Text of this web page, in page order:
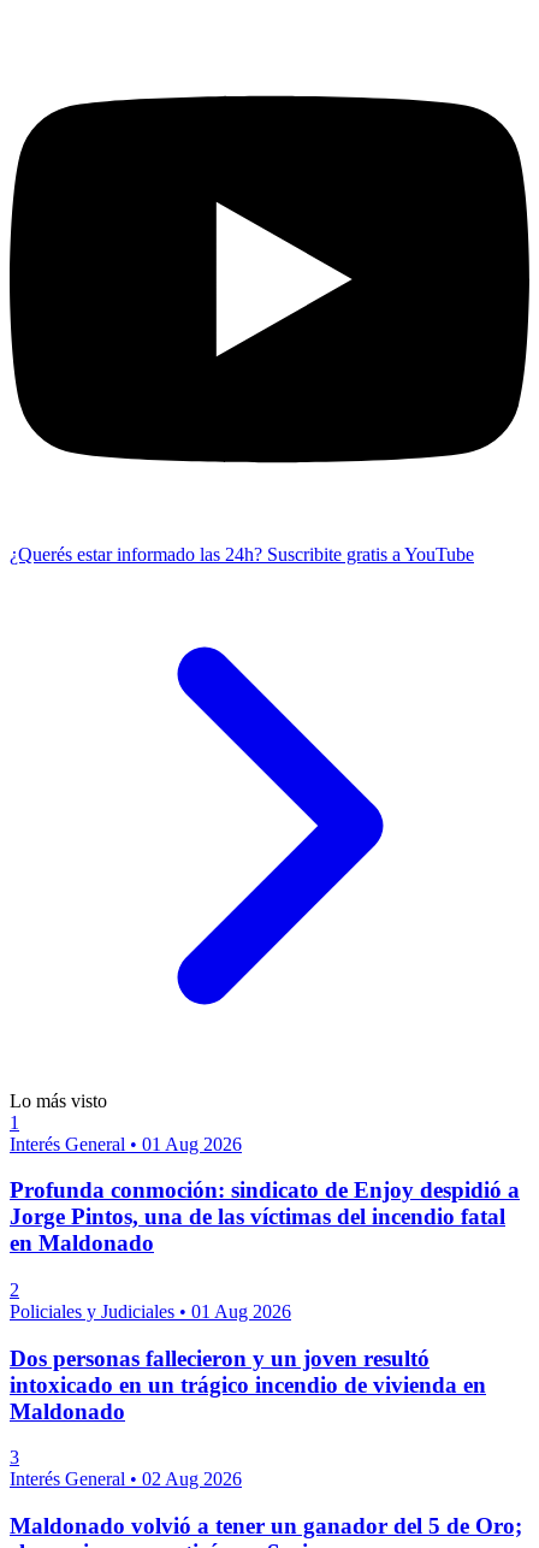
¿Querés estar informado las 24h? Suscribite gratis a YouTube
Lo más visto
1
Interés General • 01 Aug 2026
Profunda conmoción: sindicato de Enjoy despidió a
Jorge Pintos, una de las víctimas del incendio fatal
en Maldonado
2
Policiales y Judiciales • 01 Aug 2026
Dos personas fallecieron y un joven resultó
intoxicado en un trágico incendio de vivienda en
Maldonado
3
Interés General • 02 Aug 2026
Maldonado volvió a tener un ganador del 5 de Oro;